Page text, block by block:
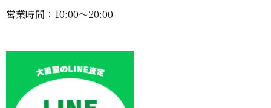
営業時間：10:00〜20:00